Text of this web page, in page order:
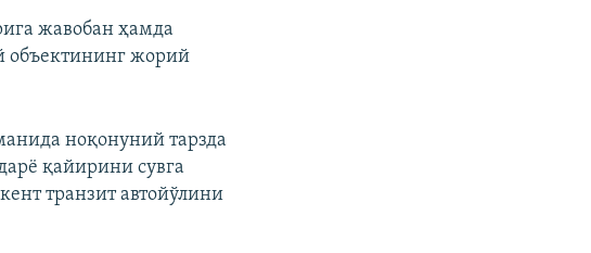
жавобан ҳамда
объектининг жорий
ноқонуний тарзда
қайирини сувга
транзит автойўлини